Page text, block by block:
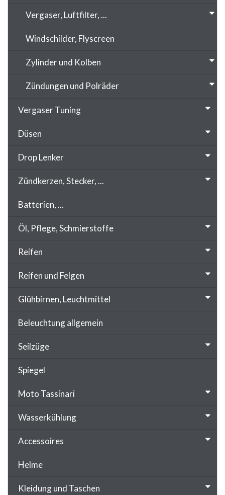
Vergaser, Luftfilter, ...
Windschilder, Flyscreen
Zylinder und Kolben
Zündungen und Polräder
Vergaser Tuning
Düsen
Drop Lenker
Zündkerzen, Stecker, ...
Batterien, ...
Öl, Pflege, Schmierstoffe
Reifen
Reifen und Felgen
Glühbirnen, Leuchtmittel
Beleuchtung allgemein
Seilzüge
Spiegel
Moto Tassinari
Wasserkühlung
Accessoires
Helme
Kleidung und Taschen